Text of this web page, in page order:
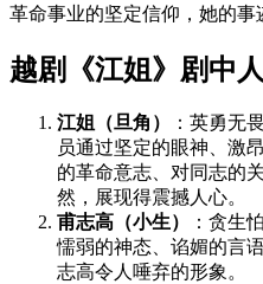
革命事业的坚定信仰，她的事
越剧《江姐》剧中
江姐（旦角）
：英勇无
员通过坚定的眼神、激
的革命意志、对同志的
然，展现得震撼人心。
甫志高（小生）
：贪生
懦弱的神态、谄媚的言
志高令人唾弃的形象。